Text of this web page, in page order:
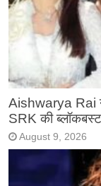
Aishwarya Rai
SRK की
August 9, 2026